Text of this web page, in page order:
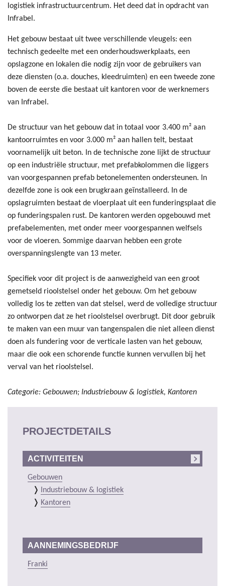
logistiek infrastructuurcentrum. Het deed dat in opdracht van
Infrabel.
Het gebouw bestaat uit twee verschillende vleugels: een
technisch gedeelte met een onderhoudswerkplaats, een
opslagzone en lokalen die nodig zijn voor de gebruikers van
deze diensten (o.a. douches, kleedruimten) en een tweede zone
boven de eerste die bestaat uit kantoren voor de werknemers
van Infrabel.
De structuur van het gebouw dat in totaal voor 3.400 m² aan
kantoorruimtes en voor 3.000 m² aan hallen telt, bestaat
voornamelijk uit beton. In de technische zone lijkt de structuur
op een industriële structuur, met prefabkolommen die liggers
van voorgespannen prefab betonelementen ondersteunen. In
dezelfde zone is ook een brugkraan geïnstalleerd. In de
opslagruimten bestaat de vloerplaat uit een funderingsplaat die
op funderingspalen rust. De kantoren werden opgebouwd met
prefabelementen, met onder meer voorgespannen welfsels
voor de vloeren. Sommige daarvan hebben een grote
overspanningslengte van 13 meter.
Specifiek voor dit project is de aanwezigheid van een groot
gemetseld rioolstelsel onder het gebouw. Om het gebouw
volledig los te zetten van dat stelsel, werd de volledige structuur
zo ontworpen dat ze het rioolstelsel overbrugt. Dit door gebruik
te maken van een muur van tangenspalen die niet alleen dienst
doen als fundering voor de verticale lasten van het gebouw,
maar die ook een schorende functie kunnen vervullen bij het
verval van het rioolstelsel.
Categorie: Gebouwen; Industriebouw & logistiek, Kantoren
PROJECTDETAILS
ACTIVITEITEN
Gebouwen
Industriebouw & logistiek
Kantoren
AANNEMINGSBEDRIJF
Franki